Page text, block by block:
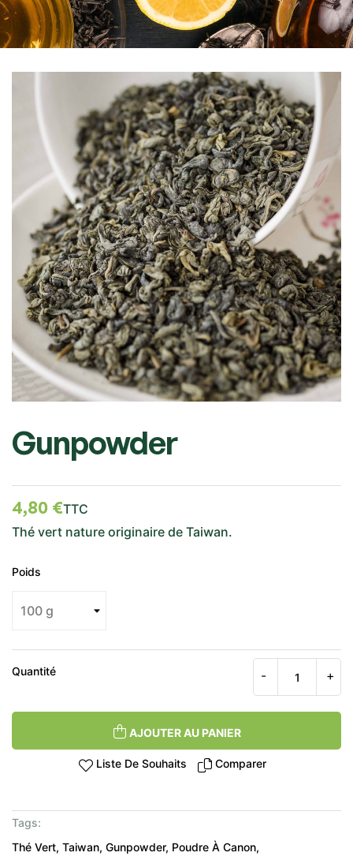
Gunpowder
4,80 €TTC
Thé vert nature originaire de Taiwan.
Poids
Quantité
AJOUTER AU PANIER
Liste De Souhaits Comparer
Tags:
Thé Vert Taiwan Gunpowder Poudre À Canon